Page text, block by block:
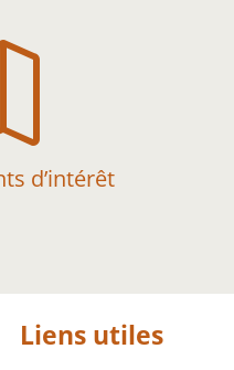
d’intérêt
Liens utiles